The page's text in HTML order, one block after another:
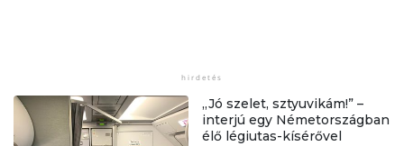
„Jó szelet, sztyuvikám!” –
interjú egy Németországban
élő légiutas-kísérővel